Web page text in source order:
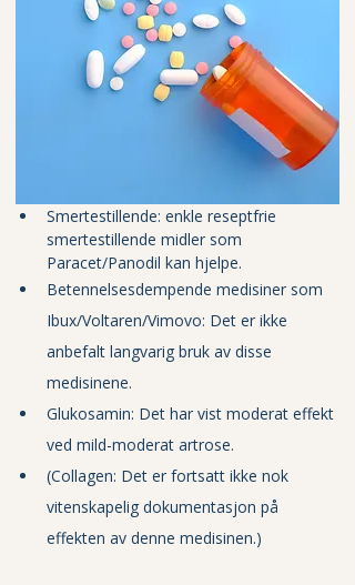
Smertestillende: enkle reseptfrie
smertestillende midler som
Paracet/Panodil kan hjelpe.
Betennelsesdempende medisiner som
Ibux/Voltaren/Vimovo: Det er ikke
anbefalt langvarig bruk av disse
medisinene.
Glukosamin: Det har vist moderat effekt
ved mild-moderat artrose.
(Collagen: Det er fortsatt ikke nok
vitenskapelig dokumentasjon på
effekten av denne medisinen.)